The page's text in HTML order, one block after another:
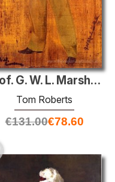
Prof. G. W. L. Marshall-Hall
Tom Roberts
€131.00€78.60